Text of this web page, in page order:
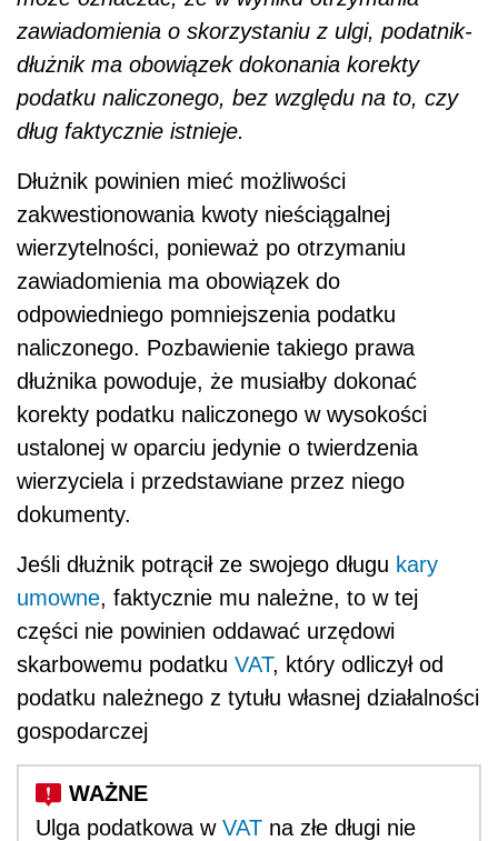
zawiadomienia o skorzystaniu z ulgi, podatnik-
dłużnik ma obowiązek dokonania korekty
podatku naliczonego, bez względu na to, czy
dług faktycznie istnieje.
Dłużnik powinien mieć możliwości
zakwestionowania kwoty nieściągalnej
wierzytelności, ponieważ po otrzymaniu
zawiadomienia ma obowiązek do
odpowiedniego pomniejszenia podatku
naliczonego. Pozbawienie takiego prawa
dłużnika powoduje, że musiałby dokonać
korekty podatku naliczonego w wysokości
ustalonej w oparciu jedynie o twierdzenia
wierzyciela i przedstawiane przez niego
dokumenty.
Jeśli dłużnik potrącił ze swojego długu kary
umowne, faktycznie mu należne, to w tej
części nie powinien oddawać urzędowi
skarbowemu podatku VAT, który odliczył od
podatku należnego z tytułu własnej działalności
gospodarczej
Ulga podatkowa w VAT na złe długi nie